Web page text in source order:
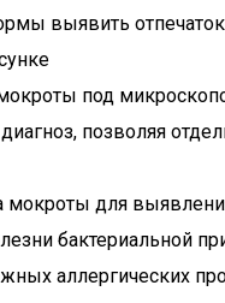
выявить
под
позволяя
мокроты для
бактериальной
аллергических